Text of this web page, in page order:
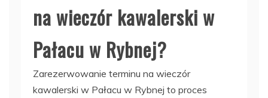
na wieczór kawalerski w
Pałacu w Rybnej?
Zarezerwowanie terminu na wieczór
kawalerski w Pałacu w Rybnej to proces